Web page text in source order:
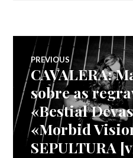
Navegação
de
artigos
PREVIOUS
Previous
post:
CAVALERA:
sobre as
«Bestial
«Morbid
SEPULTURA